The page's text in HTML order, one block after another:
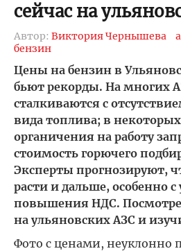
сейчас на
Автор: Виктория Чернышева
бензин
Цены на бензин в
бьют рекорды. На многих
сталкиваются с
вида топлива; в
органичения на работу
стоимость горючего
Эксперты прогнозируют,
расти и дальше, особенно
повышения НДС.
на ульяновских АЗС и
Фото с ценами,